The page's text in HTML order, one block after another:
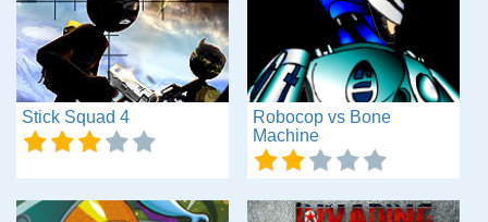
Stick Squad 4
Robocop vs Bone
Machine